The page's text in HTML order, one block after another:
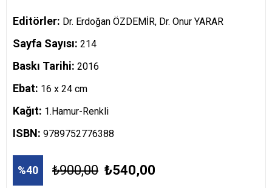
Editörler: Dr. Erdoğan ÖZDEMİR, Dr. Onur YARAR
Sayfa Sayısı: 214
Baskı Tarihi: 2016
Ebat: 16 x 24 cm
Kağıt: 1.Hamur-Renkli
ISBN: 9789752776388
40 ₺900,00 ₺540,00